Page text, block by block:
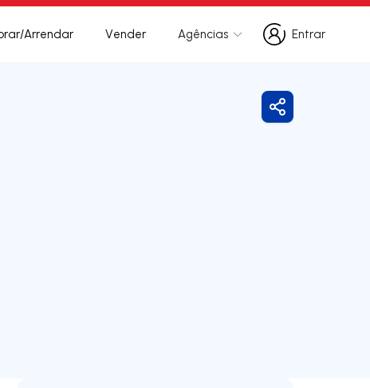
Arrendar Vender Agências
Entrar
Entrar
Partilhar